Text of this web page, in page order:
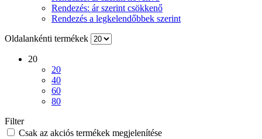
Rendezés: ár szerint csökkenő
Rendezés a legkelendőbbek szerint
Oldalankénti termékek
20
20
40
60
80
Filter
Csak az akciós termékek megjelenítése